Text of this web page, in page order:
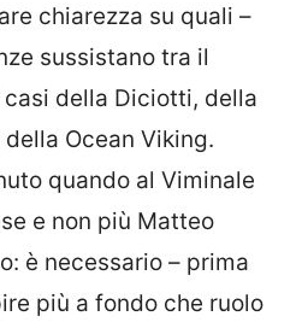
chiarezza su quali –
sussistano tra il
della Diciotti, della
Ocean Viking.
quando al Viminale
e non più Matteo
è necessario – prima
più a fondo che ruolo